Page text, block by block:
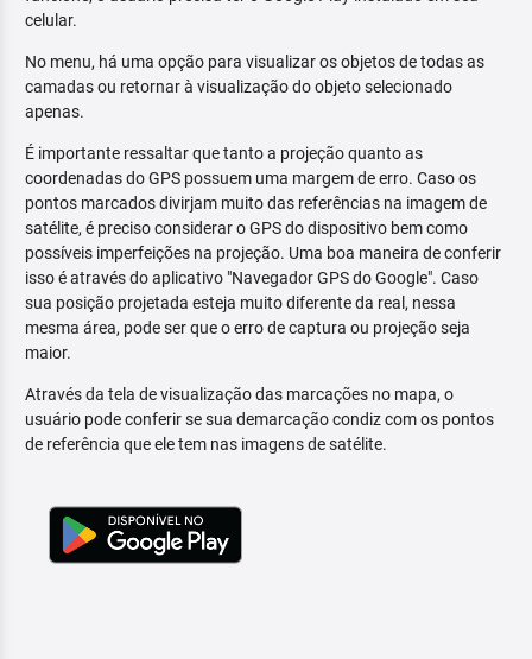
celular.
No menu, há uma opção para visualizar os objetos de todas as
camadas ou retornar à visualização do objeto selecionado
apenas.
É importante ressaltar que tanto a projeção quanto as
coordenadas do GPS possuem uma margem de erro. Caso os
pontos marcados divirjam muito das referências na imagem de
satélite, é preciso considerar o GPS do dispositivo bem como
possíveis imperfeições na projeção. Uma boa maneira de conferir
isso é através do aplicativo "Navegador GPS do Google". Caso
sua posição projetada esteja muito diferente da real, nessa
mesma área, pode ser que o erro de captura ou projeção seja
maior.
Através da tela de visualização das marcações no mapa, o
usuário pode conferir se sua demarcação condiz com os pontos
de referência que ele tem nas imagens de satélite.